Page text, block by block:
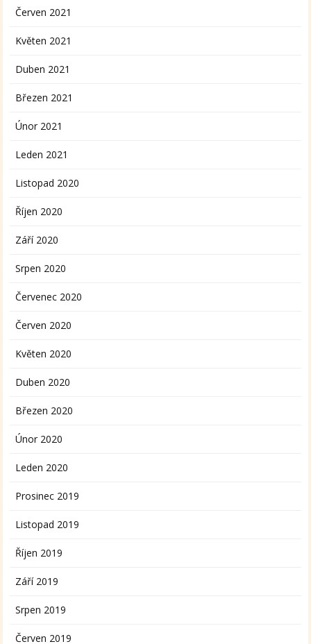
Červen 2021
Květen 2021
Duben 2021
Březen 2021
Únor 2021
Leden 2021
Listopad 2020
Říjen 2020
Září 2020
Srpen 2020
Červenec 2020
Červen 2020
Květen 2020
Duben 2020
Březen 2020
Únor 2020
Leden 2020
Prosinec 2019
Listopad 2019
Říjen 2019
Září 2019
Srpen 2019
Červen 2019